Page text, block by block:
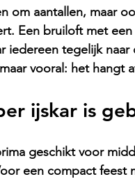
om aantallen, maar
Een bruiloft met
iedereen tegelijk
vooral: het hangt
ijskar is
geschikt voor
een compact feest